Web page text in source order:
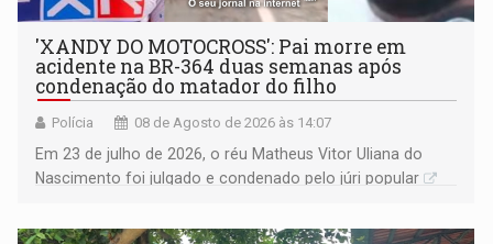
'XANDY DO MOTOCROSS': Pai morre em
acidente na BR-364 duas semanas após
condenação do matador do filho
Polícia 08 de Agosto de 2026 às 14:07
Em 23 de julho de 2026, o réu Matheus Vitor Uliana do
Nascimento foi julgado e condenado pelo júri popular